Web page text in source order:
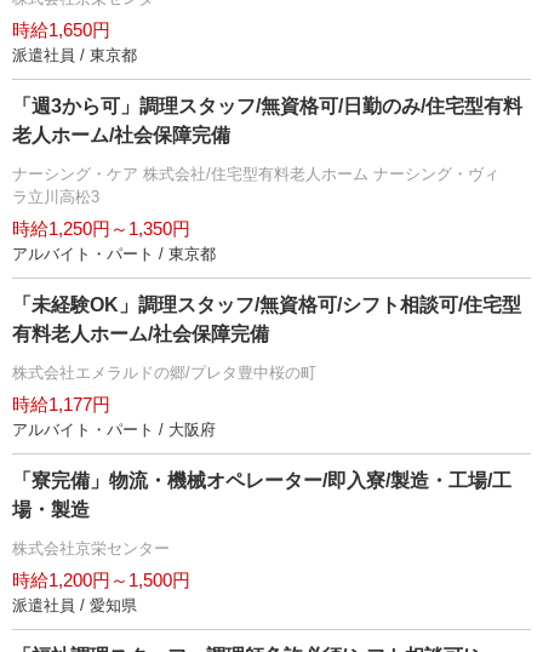
時給1,650円
派遣社員 / 東京都
「週3から可」調理スタッフ/無資格可/日勤のみ/住宅型有料
老人ホーム/社会保障完備
ナーシング・ケア 株式会社/住宅型有料老人ホーム ナーシング・ヴィ
ラ立川高松3
時給1,250円～1,350円
アルバイト・パート / 東京都
「未経験OK」調理スタッフ/無資格可/シフト相談可/住宅型
有料老人ホーム/社会保障完備
株式会社エメラルドの郷/プレタ豊中桜の町
時給1,177円
アルバイト・パート / 大阪府
「寮完備」物流・機械オペレーター/即入寮/製造・工場/工
場・製造
株式会社京栄センター
時給1,200円～1,500円
派遣社員 / 愛知県